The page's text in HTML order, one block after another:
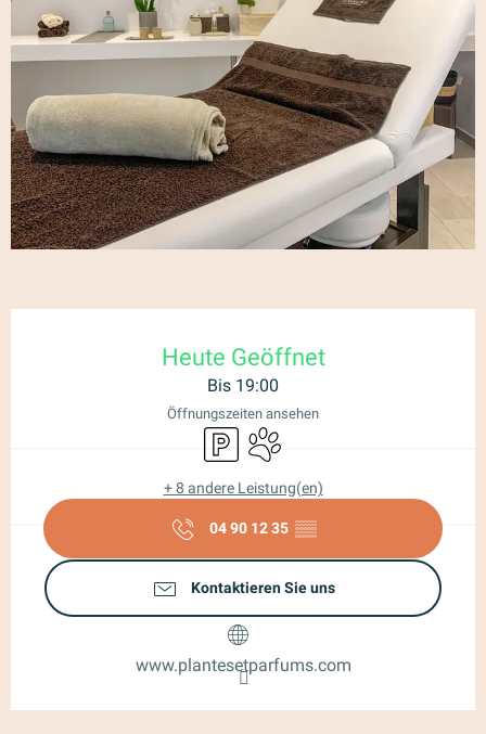
Heute Geöffnet
Bis 19:00
Öffnungszeiten ansehen
ParkplatzTiere erlaubt
+ 8 andere Leistung(en)
04 90 12 35 ▒▒
Kontaktieren Sie uns
www.plantesetparfums.com